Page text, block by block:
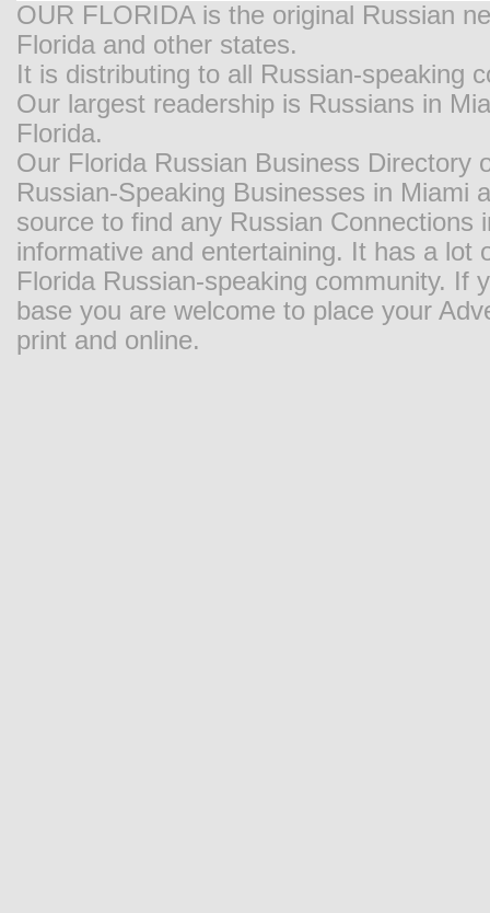
OUR FLORIDA is the original Russian
Florida and other states.
It is distributing to all Russian-speaking
Our largest readership is Russians in
Florida.
Our Florida Russian Business Directory
Russian-Speaking Businesses in Miami
source to find any Russian
informative and entertaining. It has a
Florida Russian-speaking community. If
base you are welcome to place your
print and online.